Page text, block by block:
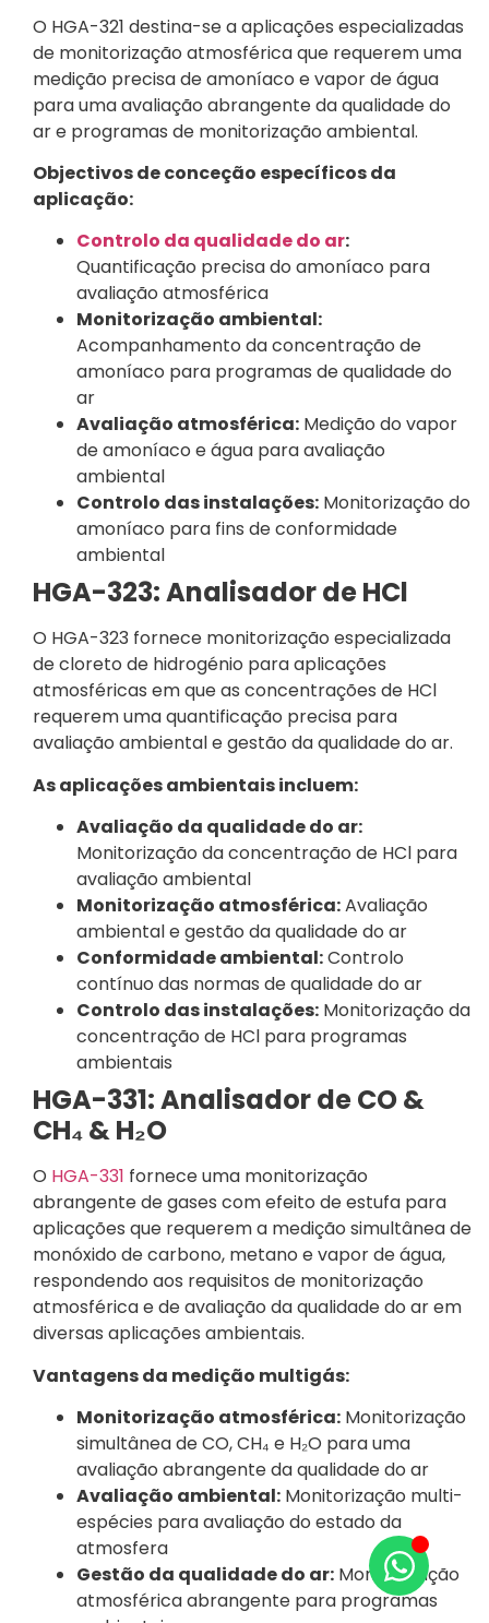
O HGA-321 destina-se a aplicações especializadas
de monitorização atmosférica que requerem uma
medição precisa de amoníaco e vapor de água
para uma avaliação abrangente da qualidade do
ar e programas de monitorização ambiental.
Objectivos de conceção específicos da
aplicação:
Controlo da qualidade do ar:
Quantificação precisa do amoníaco para
avaliação atmosférica
Monitorização ambiental:
Acompanhamento da concentração de
amoníaco para programas de qualidade do
ar
Avaliação atmosférica: Medição do vapor
de amoníaco e água para avaliação
ambiental
Controlo das instalações: Monitorização do
amoníaco para fins de conformidade
ambiental
HGA-323: Analisador de HCl
O HGA-323 fornece monitorização especializada
de cloreto de hidrogénio para aplicações
atmosféricas em que as concentrações de HCl
requerem uma quantificação precisa para
avaliação ambiental e gestão da qualidade do ar.
As aplicações ambientais incluem:
Avaliação da qualidade do ar:
Monitorização da concentração de HCl para
avaliação ambiental
Monitorização atmosférica:Avaliação
ambiental e gestão da qualidade do ar
Conformidade ambiental:Controlo
contínuo das normas de qualidade do ar
Controlo das instalações: Monitorização da
concentração de HCl para programas
ambientais
HGA-331: Analisador de CO &
CH₄ & H₂O
O HGA-331 fornece uma monitorização
abrangente de gases com efeito de estufa para
aplicações que requerem a medição simultânea de
monóxido de carbono, metano e vapor de água,
respondendo aos requisitos de monitorização
atmosférica e de avaliação da qualidade do ar em
diversas aplicações ambientais.
Vantagens da medição multigás:
Monitorização atmosférica: Monitorização
simultânea de CO, CH₄ e H₂O para uma
avaliação abrangente da qualidade do ar
Avaliação ambiental: Monitorização multi-
espécies para avaliação do estado da
atmosfera
Gestão da qualidade do ar: Monitorização
atmosférica abrangente para programas